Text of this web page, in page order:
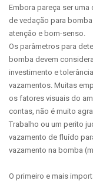
Embora pareça ser
de vedação para
atenção e bom-senso.
Os parâmetros para
bomba devem
investimento e
vazamentos. Muitas
os fatores visuais do
contas, não é muito
Trabalho ou um perito
vazamento de fluído
vazamento na bomba
O primeiro e mais